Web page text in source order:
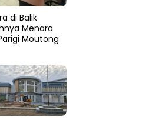
di Balik
Menara
Moutong